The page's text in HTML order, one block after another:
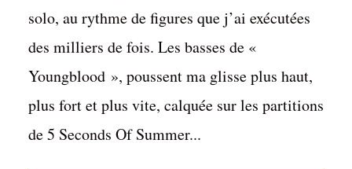
solo, au rythme de figures que j’ai exécutées
des milliers de fois. Les basses de «
Youngblood », poussent ma glisse plus haut,
plus fort et plus vite, calquée sur les partitions
de 5 Seconds Of Summer...